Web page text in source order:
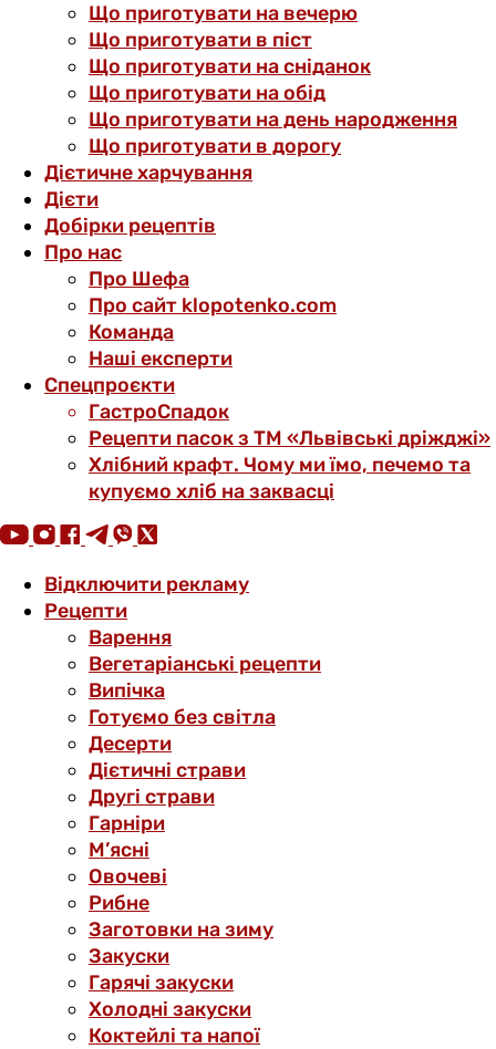
Що приготувати на вечерю
Що приготувати в піст
Що приготувати на сніданок
Що приготувати на обід
Що приготувати на день народження
Що приготувати в дорогу
Дієтичне харчування
Дієти
Добірки рецептів
Про нас
Про Шефа
Про сайт klopotenko.com
Команда
Наші експерти
Спецпроєкти
ГастроСпадок
Рецепти пасок з ТМ «Львівські дріжджі»
Хлібний крафт. Чому ми їмо, печемо та
купуємо хліб на заквасці
Відключити рекламу
Рецепти
Варення
Вегетаріанські рецепти
Випічка
Готуємо без світла
Десерти
Дієтичні страви
Другі страви
Гарніри
М’ясні
Овочеві
Рибне
Заготовки на зиму
Закуски
Гарячі закуски
Холодні закуски
Коктейлі та напої